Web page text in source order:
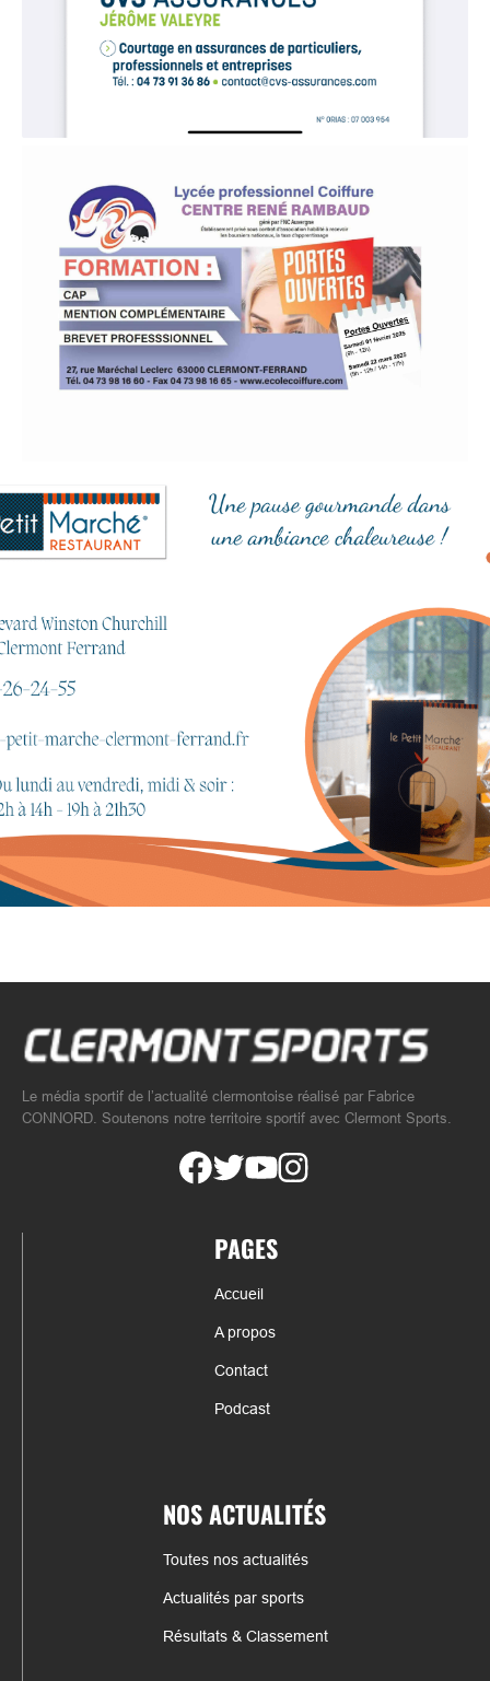
Le média sportif de l’actualité clermontoise réalisé par Fabrice
CONNORD. Soutenons notre territoire sportif avec Clermont Sports.
PAGES
Accueil
A propos
Contact
Podcast
NOS ACTUALITÉS
Toutes nos actualités
Actualités par sports
Résultats & Classement